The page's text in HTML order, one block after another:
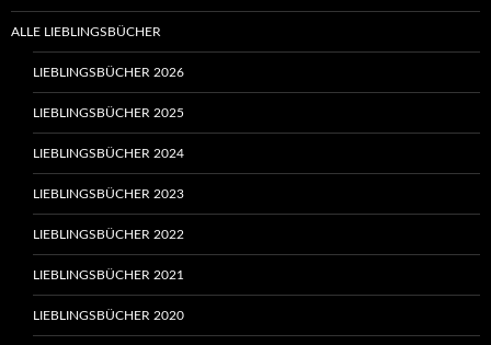
ALLE LIEBLINGSBÜCHER
LIEBLINGSBÜCHER 2026
LIEBLINGSBÜCHER 2025
LIEBLINGSBÜCHER 2024
LIEBLINGSBÜCHER 2023
LIEBLINGSBÜCHER 2022
LIEBLINGSBÜCHER 2021
LIEBLINGSBÜCHER 2020